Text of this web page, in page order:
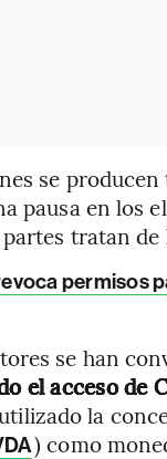
se
pausa en los
tratan
permisos
se han
el acceso
la
) como